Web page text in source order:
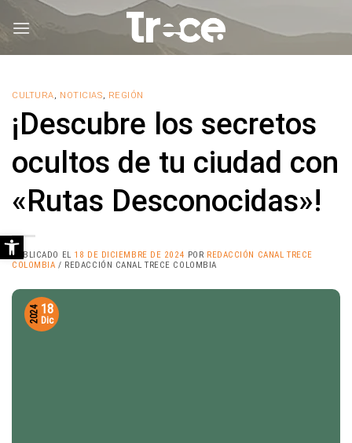
CULTURA, NOTICIAS, REGIÓN
¡Descubre los secretos
ocultos de tu ciudad con
«Rutas Desconocidas»!
PUBLICADO EL 18 DE DICIEMBRE DE 2024 POR REDACCIÓN CANAL TRECE
COLOMBIA / REDACCIÓN CANAL TRECE COLOMBIA
18
Dic
2024
Abrir barra de herramientas